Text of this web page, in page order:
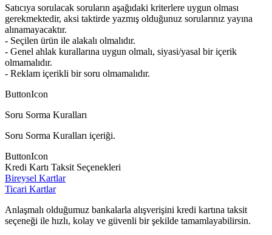
Satıcıya sorulacak soruların aşağıdaki kriterlere uygun olması
gerekmektedir, aksi taktirde yazmış olduğunuz sorularınız yayına
alınamayacaktır.
- Seçilen ürün ile alakalı olmalıdır.
- Genel ahlak kurallarına uygun olmalı, siyasi/yasal bir içerik
olmamalıdır.
- Reklam içerikli bir soru olmamalıdır.
ButtonIcon
Soru Sorma Kuralları
Soru Sorma Kuralları içeriği.
ButtonIcon
Kredi Kartı Taksit Seçenekleri
Bireysel Kartlar
Ticari Kartlar
Anlaşmalı olduğumuz bankalarla alışverişini kredi kartına taksit
seçeneği ile hızlı, kolay ve güvenli bir şekilde tamamlayabilirsin.